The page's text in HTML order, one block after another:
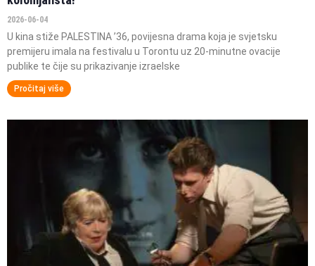
2026-06-04
U kina stiže PALESTINA ’36, povijesna drama koja je svjetsku
premijeru imala na festivalu u Torontu uz 20-minutne ovacije
publike te čije su prikazivanje izraelske
Pročitaj više